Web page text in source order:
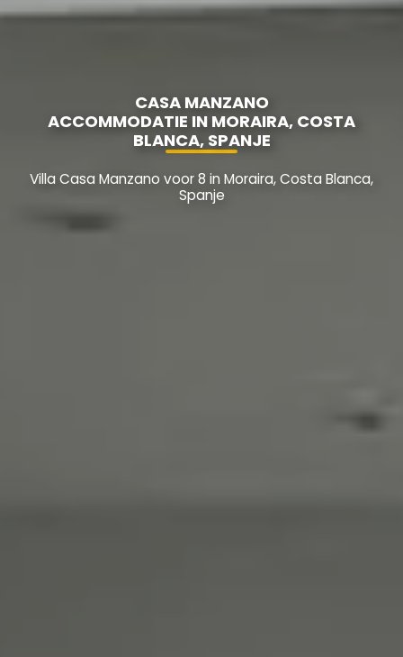
CASA MANZANO
ACCOMMODATIE IN MORAIRA, COSTA
BLANCA, SPANJE
Villa Casa Manzano voor 8 in Moraira, Costa Blanca,
Spanje